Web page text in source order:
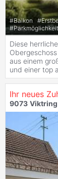
#Balkon #
#Parkmöglichkeit
Diese
aus einem
und einer top
Ihr neues
9073 Viktring